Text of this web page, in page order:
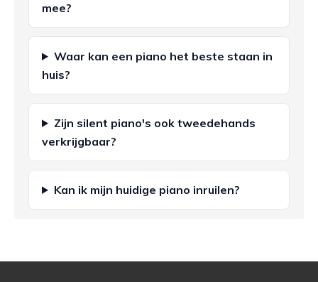
mee?
Waar kan een piano het beste staan in
huis?
Zijn silent piano's ook tweedehands
verkrijgbaar?
Kan ik mijn huidige piano inruilen?